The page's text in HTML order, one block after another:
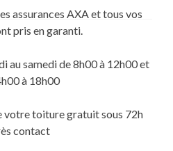
assurances AXA et tous vos
pris en garanti.
au samedi de 8h00 à 12h00 et
à 18h00
votre toiture gratuit sous 72h
contact